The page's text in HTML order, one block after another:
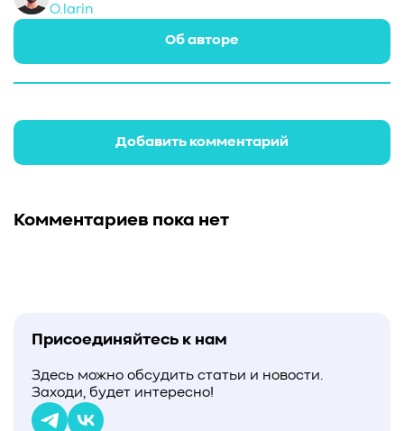
O.larin
Об авторе
Добавить комментарий
Комментариев пока нет
Присоединяйтесь к нам
Здесь можно обсудить статьи и новости.
Заходи, будет интересно!